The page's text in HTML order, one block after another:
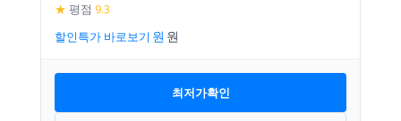
★ 평점 9.3
할인특가 바로보기
최저가확인